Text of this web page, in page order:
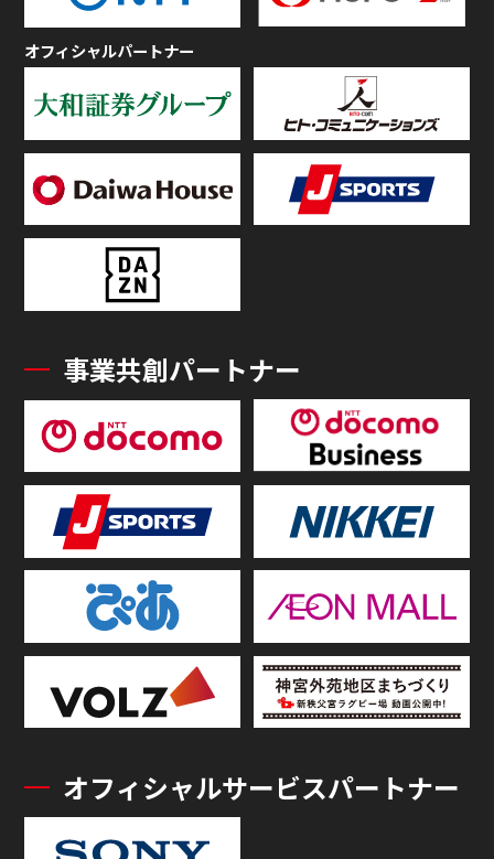
オフィシャルパートナー
事業共創パートナー
オフィシャルサービスパートナー